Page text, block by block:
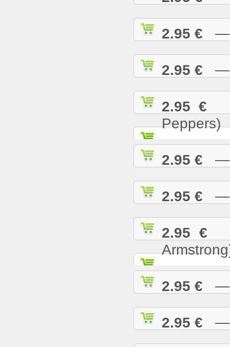
2.95 € —
2.95 € —
2.95 €
Peppers)
2.95 € —
2.95 € —
2.95 €
2.95 € —
2.95 € —